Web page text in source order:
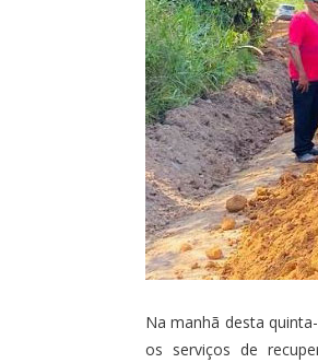
Na manhã desta
os serviços de